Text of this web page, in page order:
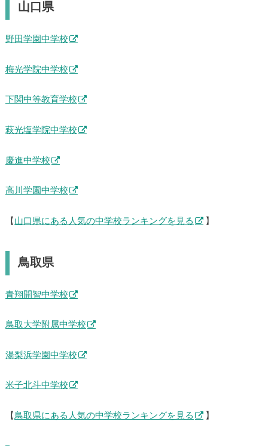
山口県
野田学園中学校
梅光学院中学校
下関中等教育学校
萩光塩学院中学校
慶進中学校
高川学園中学校
【 山口県にある人気の中学校ランキングを見る 】
鳥取県
青翔開智中学校
鳥取大学附属中学校
湯梨浜学園中学校
米子北斗中学校
【 鳥取県にある人気の中学校ランキングを見る 】